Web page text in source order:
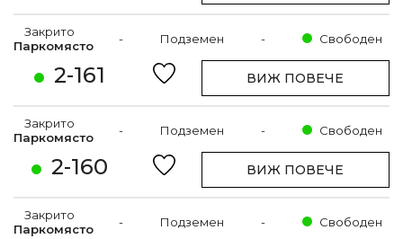
2-161
Закрито
Паркомясто
- Подземен - Свободен
ВИЖ ПОВЕЧЕ
2-160
Закрито
Паркомясто
- Подземен - Свободен
ВИЖ ПОВЕЧЕ
Закрито
Паркомясто
- Подземен - Свободен